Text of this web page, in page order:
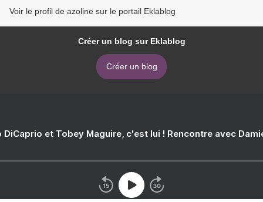
Voir le profil de azoline sur le portail Eklablog
Créer un blog sur Eklablog
Créer un blog
DiCaprio et Tobey Maguire, c'est lui ! Rencontre avec